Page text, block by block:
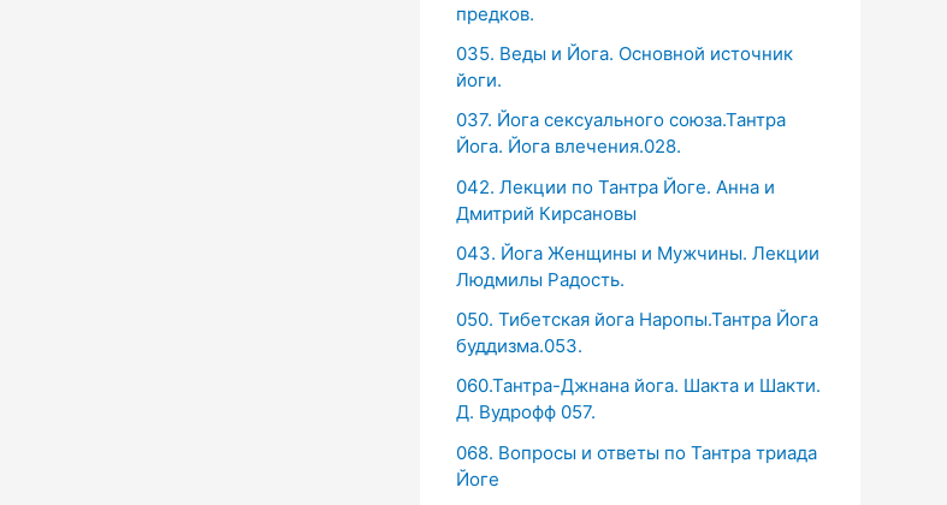
предков.
035. Веды и Йога. Основной источник
йоги.
037. Йога сексуального союза.Тантра
Йога. Йога влечения.028.
042. Лекции по Тантра Йоге. Анна и
Дмитрий Кирсановы
043. Йога Женщины и Мужчины. Лекции
Людмилы Радость.
050. Тибетская йога Наропы.Тантра Йога
буддизма.053.
060.Тантра-Джнана йога. Шакта и Шакти.
Д. Вудрофф 057.
068. Вопросы и ответы по Тантра триада
Йоге